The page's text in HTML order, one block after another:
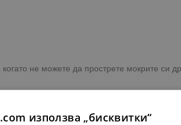
не можете да прострете мокрите си
си гарантирате бързото и сигурно
без тераса.
използва „бисквитки“